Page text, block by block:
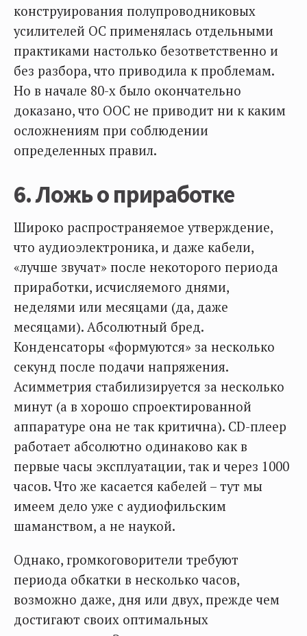
конструирования полупроводниковых
усилителей ОС применялась отдельными
практиками настолько безответственно и
без разбора, что приводила к проблемам.
Но в начале 80-х было окончательно
доказано, что ООС не приводит ни к каким
осложнениям при соблюдении
определенных правил.
6. Ложь о приработке
Широко распространяемое утверждение,
что аудиоэлектроника, и даже кабели,
«лучше звучат» после некоторого периода
приработки, исчисляемого днями,
неделями или месяцами (да, даже
месяцами). Абсолютный бред.
Конденсаторы «формуются» за несколько
секунд после подачи напряжения.
Асимметрия стабилизируется за несколько
минут (а в хорошо спроектированной
аппаратуре она не так критична). CD-плеер
работает абсолютно одинаково как в
первые часы эксплуатации, так и через 1000
часов. Что же касается кабелей – тут мы
имеем дело уже с аудиофильским
шаманством, а не наукой.
Однако, громкоговорители требуют
периода обкатки в несколько часов,
возможно даже, дня или двух, прежде чем
достигают своих оптимальных